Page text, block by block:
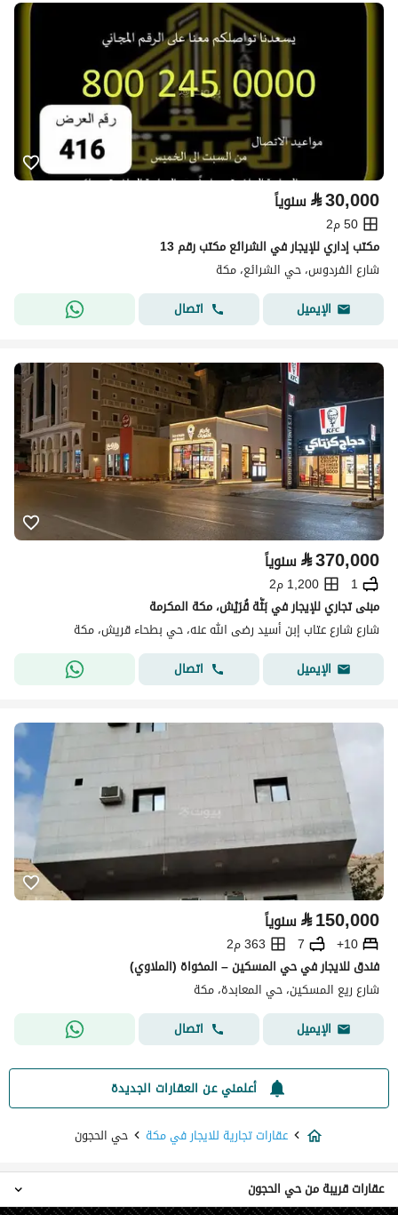
⃁30,000 سنوياً
50 م2
مكتب إداري للإيجار في الشرائع مكتب رقم 13
شارع الفردوس، حي الشرائع، مكة
الإيميل
اتصال
⃁370,000 سنوياً
1
1,200 م2
مبنى تجاري للإيجار في بَثَّة قُرَيْش، مكة المكرمة
شارع شارع عتاب إبن أسيد رضى الله عنه، حي بطحاء قريش، مكة
الإيميل
اتصال
⃁150,000 سنوياً
10+
7
363 م2
فندق للايجار في حي المسكين – المخواة (الملاوي)
شارع ريع المسكين، حي المعابدة، مكة
الإيميل
اتصال
أعلمني عن العقارات الجديدة
عقارات تجارية للايجار في مكة
حي الحجون
عقارات قريبة من حي الحجون